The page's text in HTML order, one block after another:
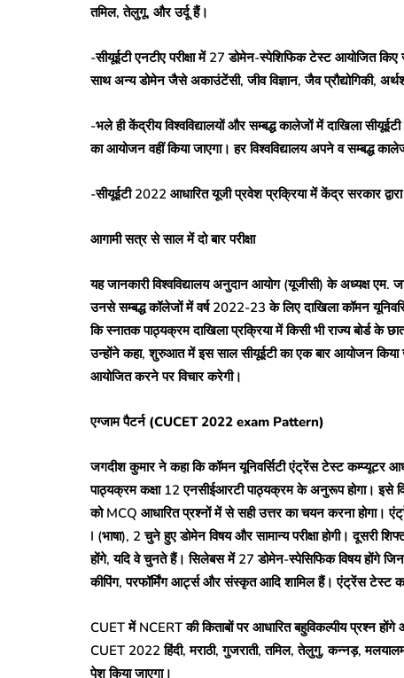
तमिल, तेलुगू, और उर्दू हैं।
-सीयूईटी एनटीए परीक्षा में 27 डोमेन-स्पेशिफिक टेस्ट आयोजित
साथ अन्य डोमेन जैसे अकाउंटेंसी, जीव विज्ञान, जैव प्रौद्योगिकी,
-भले ही केंद्रीय विश्वविद्यालयों और सम्बद्ध कालेजों में दाखिला
का आयोजन वहीं किया जाएगा। हर विश्वविद्यालय अपने व
-सीयूईटी 2022 आधारित यूजी प्रवेश प्रक्रिया में केंद्र सरकार द्वारा
आगामी सत्र से साल में दो बार परीक्षा
यह जानकारी विश्वविद्यालय अनुदान आयोग (यूजीसी) के अध्यक्ष एम.
उनसे सम्बद्ध कॉलेजों में वर्ष 2022-23 के लिए दाखिला कॉमन
कि स्नातक पाठ्यक्रम दाखिला प्रक्रिया में किसी भी राज्य बोर्ड के
उन्होंने कहा, शुरुआत में इस साल सीयूईटी का एक बार आयोजन किया
आयोजित करने पर विचार करेगी।
एग्जाम पैटर्न (CUCET 2022 exam Pattern)
जगदीश कुमार ने कहा कि कॉमन यूनिवर्सिटी एंट्रेंस टेस्ट कम्प्यूटर
पाठ्यक्रम कक्षा 12 एनसीईआरटी पाठ्यक्रम के अनुरूप होगा। इसे
को MCQ आधारित प्रश्नों में से सही उत्तर का चयन करना होगा।
I (भाषा), 2 चुने हुए डोमेन विषय और सामान्य परीक्षा होगी। दूसरी
होंगे, यदि वे चुनते हैं। सिलेबस में 27 डोमेन-स्पेसिफिक विषय होंगे
कीपिंग, परफॉर्मिंग आर्ट्स और संस्कृत आदि शामिल हैं। एंट्रेंस टेस्ट
CUET में NCERT की किताबों पर आधारित बहुविकल्पीय प्रश्न होंगे
CUET 2022 हिंदी, मराठी, गुजराती, तमिल, तेलुगु, कन्नड़,
पेश किया जाएगा।